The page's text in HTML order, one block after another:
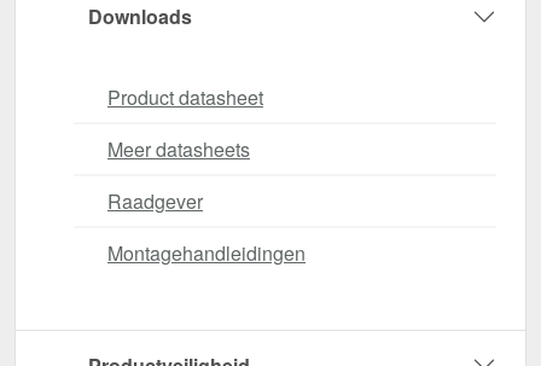
Downloads
Product datasheet
Meer datasheets
Raadgever
Montagehandleidingen